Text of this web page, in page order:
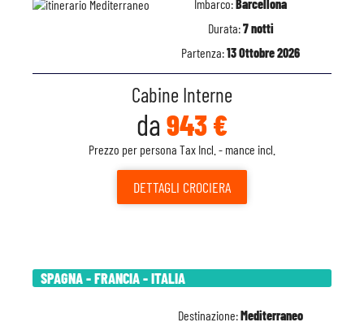
Imbarco:Barcellona
Durata:7 notti
Partenza:13 Ottobre 2026
Cabine Interne
da 943 €
Prezzo per persona Tax Incl. - mance incl.
DETTAGLI CROCIERA
SPAGNA - FRANCIA - ITALIA
Destinazione:Mediterraneo